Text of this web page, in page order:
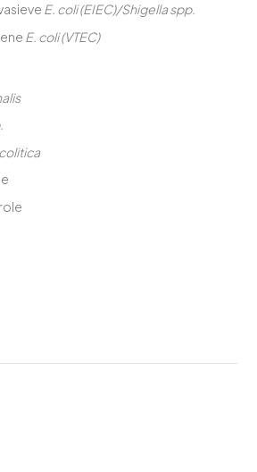
E. coli (EIEC)/Shigella spp.
E. coli (VTEC)